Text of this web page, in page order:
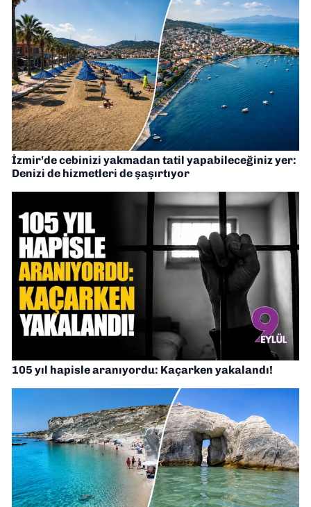
İzmir’de cebinizi yakmadan tatil yapabileceğiniz yer:
Denizi de hizmetleri de şaşırtıyor
105 yıl hapisle aranıyordu: Kaçarken yakalandı!